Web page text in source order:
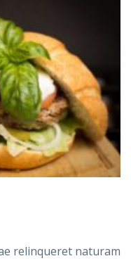
relinqueret naturam